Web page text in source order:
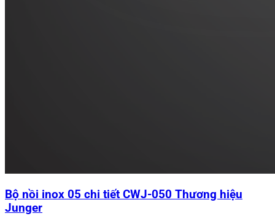
Bộ nồi inox 05 chi tiết CWJ-050 Thương hiệu
Junger